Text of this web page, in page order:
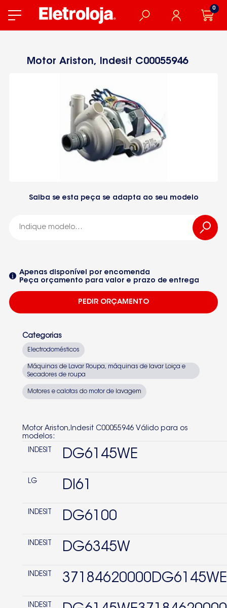
0
Motor Ariston, Indesit C00055946
Saiba se esta peça se adapta ao seu modelo
00055946
DG6345W
37184620000DG6145WE
DG6145WE37184620000
DG6100W
Seleccione um dos equipamentos da lista
Apenas disponível por encomenda
Peça orçamento para valor e prazo de entrega
PEDIR ORÇAMENTO
Categorias
Electrodomésticos
Máquinas de Lavar Roupa, máquinas de lavar Loiça e
Secadores de roupa
Motores e calotas do motor de lavagem
Motor Ariston,Indesit C00055946 Válido para os
modelos:
INDESIT
DG6145WE
LG DI61
INDESIT DG6100
INDESIT DG6345W
INDESIT 37184620000DG6145WE
INDESIT